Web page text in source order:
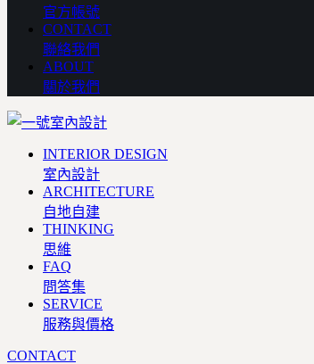
官方帳號
CONTACT
聯絡我們
ABOUT
關於我們
INTERIOR DESIGN
室內設計
ARCHITECTURE
自地自建
THINKING
思維
FAQ
問答集
SERVICE
服務與價格
CONTACT